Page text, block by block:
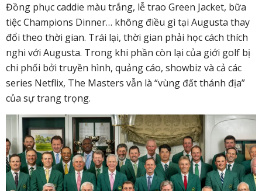
Đồng phục caddie màu trắng, lễ trao Green Jacket, bữa
tiệc Champions Dinner… không điều gì tại Augusta thay
đổi theo thời gian. Trái lại, thời gian phải học cách thích
nghi với Augusta. Trong khi phần còn lại của giới golf bị
chi phối bởi truyền hình, quảng cáo, showbiz và cả các
series Netflix, The Masters vẫn là “vùng đất thánh địa”
của sự trang trọng.